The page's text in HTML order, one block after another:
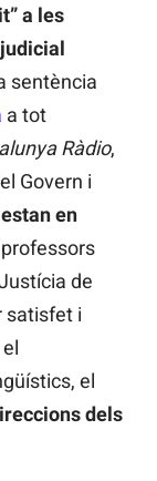
a les
sentència
a tot
Ràdio,
Govern i
en
professors
de
satisfet i
el
dels